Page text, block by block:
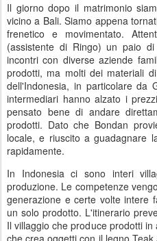
Il giorno dopo il matrimonio
vicino a Bali. Siamo appena
frenetico e movimentato.
(assistente di Ringo) un paio
incontri con diverse aziende
prodotti, ma molti dei materiali
dell'Indonesia, in particolare da
intermediari hanno alzato i
pensato bene di andare
prodotti. Dato che Bondan
locale, e riuscito a guadagnare
rapidamente.
In Indonesia ci sono interi
produzione. Le competenze
generazione e certe volte intere
un solo prodotto. L'itinerario
Il villaggio che produce prodotti